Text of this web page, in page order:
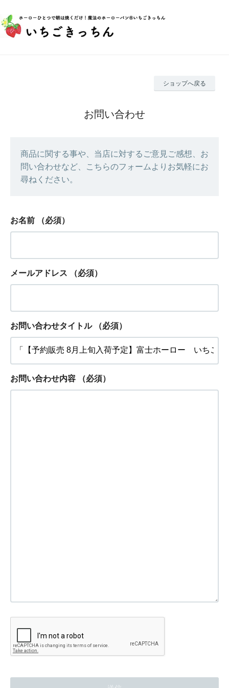
ショップへ戻る
お問い合わせ
商品に関する事や、当店に対するご意見ご感想、お
問い合わせなど、こちらのフォームよりお気軽にお
尋ねください。
お名前 （必須）
メールアドレス （必須）
お問い合わせタイトル （必須）
お問い合わせ内容 （必須）